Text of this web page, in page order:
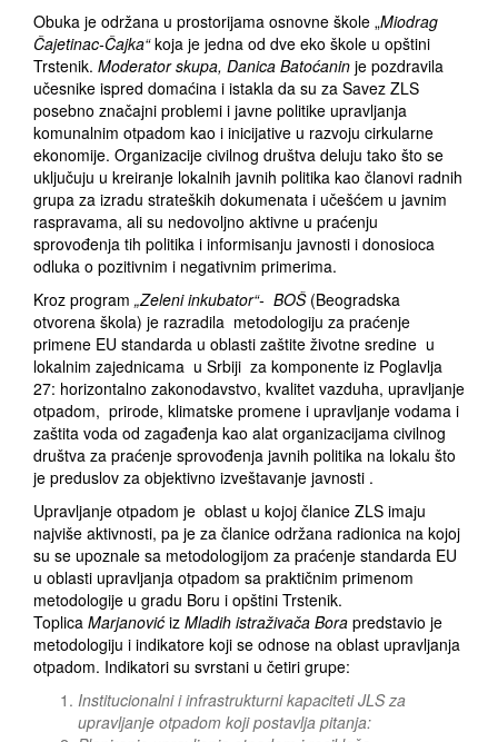
Obuka je održana u prostorijama osnovne škole „Miodrag
Čajetinac-Čajka“koja je jedna od dve eko škole u opštini
Trstenik. Moderator skupa, Danica Batoćanin je pozdravila
učesnike ispred domaćina i istakla da su za Savez ZLS
posebno značajni problemi i javne politike upravljanja
komunalnim otpadom kao i inicijative u razvoju cirkularne
ekonomije. Organizacije civilnog društva deluju tako što se
uključuju u kreiranje lokalnih javnih politika kao članovi radnih
grupa za izradu strateških dokumenata i učešćem u javnim
raspravama, ali su nedovoljno aktivne u praćenju
sprovođenja tih politika i informisanju javnosti i donosioca
odluka o pozitivnim i negativnim primerima.
Kroz program „Zeleni inkubator“- BOŠ(Beogradska
otvorena škola) je razradila metodologiju za praćenje
primene EU standarda u oblasti zaštite životne sredine u
lokalnim zajednicama u Srbiji za komponente iz Poglavlja
27: horizontalno zakonodavstvo, kvalitet vazduha, upravljanje
otpadom, prirode, klimatske promene i upravljanje vodama i
zaštita voda od zagađenja kao alat organizacijama civilnog
društva za praćenje sprovođenja javnih politika na lokalu što
je preduslov za objektivno izveštavanje javnosti .
Upravljanje otpadom je oblast u kojoj članice ZLS imaju
najviše aktivnosti, pa je za članice održana radionica na kojoj
su se upoznale sa metodologijom za praćenje standarda EU
u oblasti upravljanja otpadom sa praktičnim primenom
metodologije u gradu Boru i opštini Trstenik.
Toplica Marjanović iz Mladih istraživača Bora predstavio je
metodologiju i indikatore koji se odnose na oblast upravljanja
otpadom. Indikatori su svrstani u četiri grupe:
Institucionalni i infrastrukturni kapaciteti JLS za
upravljanje otpadom koji postavlja pitanja: